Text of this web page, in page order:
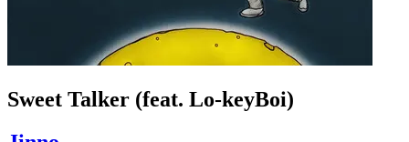
Sweet Talker (feat. Lo-keyBoi)